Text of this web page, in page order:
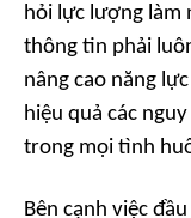
hỏi lực lượng làm
thông tin phải
nâng cao năng
hiệu quả các
trong mọi tình
Bên cạnh việc